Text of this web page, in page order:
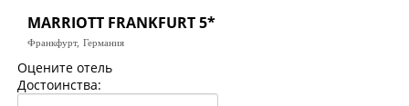
Цены дня
Страны
MARRIOTT FRANKFURT 5*
Франкфурт, Германия
Оцените отель
Достоинства: